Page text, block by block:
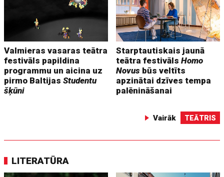
Valmieras vasaras teātra
festivāls papildina
programmu un aicina uz
pirmo BaltijasStudentu
šķūni
Starptautiskais jaunā
teātra festivālsHomo
Novus būs veltīts
apzinātai dzīves tempa
palēnināšanai
Vairāk TEĀTRIS
LITERATŪRA